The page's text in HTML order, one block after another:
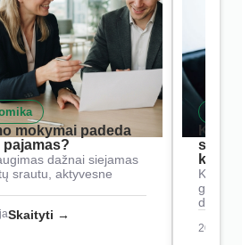
mokymai padeda
dažnai siejamas
srautu, aktyvesne
Skaityti →
Kaip
2026-